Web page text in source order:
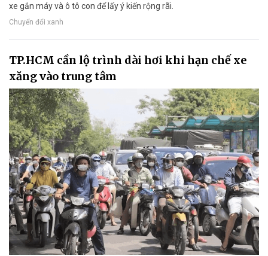
xe gắn máy và ô tô con để lấy ý kiến rộng rãi.
Chuyển đổi xanh
TP.HCM cần lộ trình dài hơi khi hạn chế xe
xăng vào trung tâm